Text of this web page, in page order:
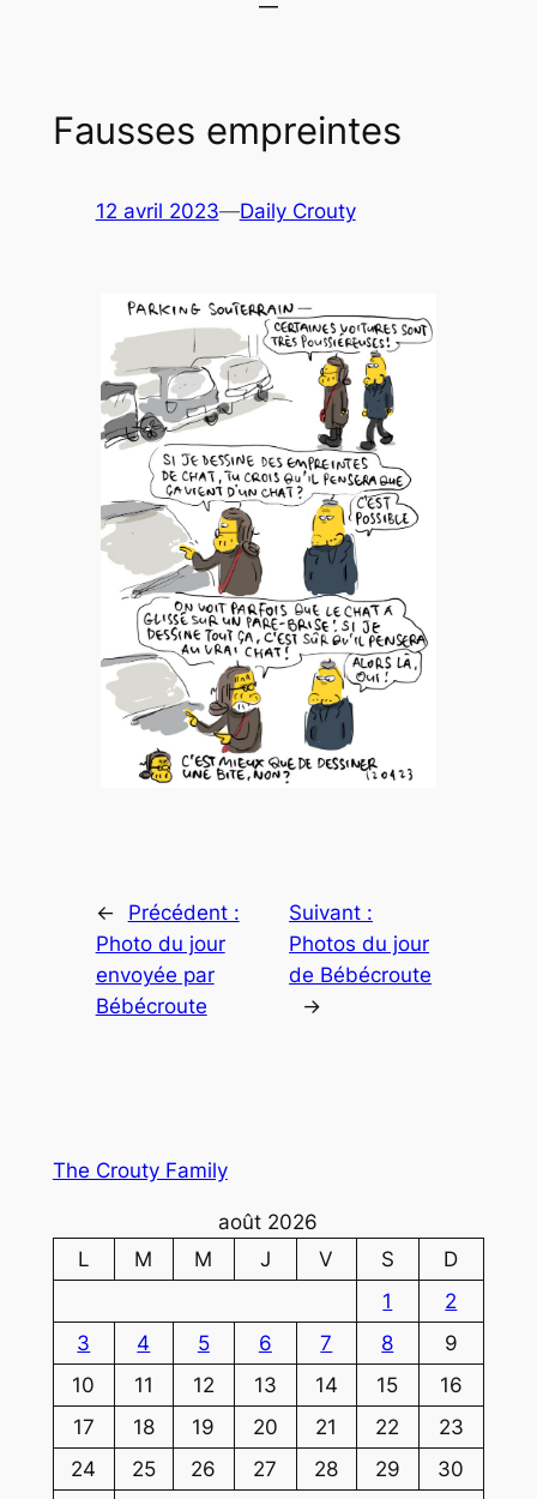
Fausses empreintes
12 avril 2023—Daily Crouty
←
Précédent :
Photo du jour
envoyée par
Bébécroute
Suivant :
Photos du jour
de Bébécroute
→
The Crouty Family
août 2026
L
M M J V S
D
1
2
3
4 5 6 7 8
9
10
11 12 13 14 15
16
17
18 19 20 21 22
23
24
25 26 27 28 29
30